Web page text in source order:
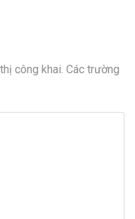
công khai. Các trường